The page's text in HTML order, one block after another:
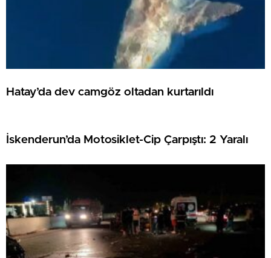
Hatay’da dev camgöz oltadan kurtarıldı
İskenderun’da Motosiklet-Cip Çarpıştı: 2 Yaralı